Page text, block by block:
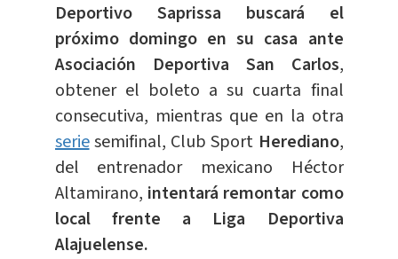
Deportivo Saprissa buscará el
próximo domingo en su casa ante
Asociación Deportiva San Carlos,
obtener el boleto a su cuarta final
consecutiva, mientras que en la otra
seriesemifinal, Club Sport Herediano,
del entrenador mexicano Héctor
Altamirano, intentará remontar como
local frente a Liga Deportiva
Alajuelense.